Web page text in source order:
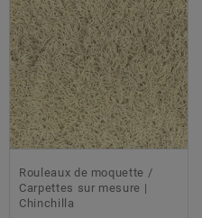
Rouleaux de moquette /
Carpettes sur mesure |
Chinchilla